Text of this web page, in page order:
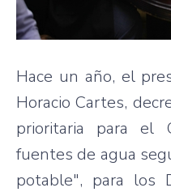
Hace un año, el
Horacio Cartes,
prioritaria para el
fuentes de agua
potable", para los